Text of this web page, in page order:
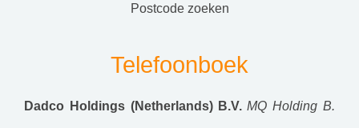
postcode zoeken
Telefoonboek
Dadco Holdings (Netherlands) B.V. MQ Holding B.